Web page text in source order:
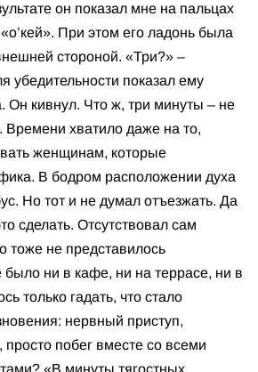
он показал мне на пальцах
При этом его ладонь была
стороной. «Три?» –
убедительности показал ему
Он кивнул. Что ж, три минуты – не
хватило даже на то,
женщинам, которые
В бодром расположении духа
Но тот и не думал отъезжать. Да
сделать. Отсутствовал сам
тоже не представилось
ни в кафе, ни на террасе, ни в
только гадать, что стало
нервный приступ,
побег вместе со всеми